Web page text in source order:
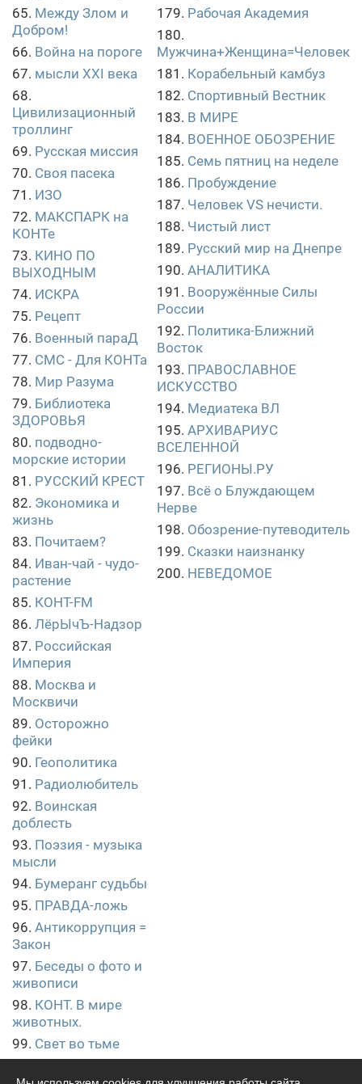
65. Между Злом и
Добром!
66. Война на пороге
67. мысли XXI века
68.
Цивилизационный
троллинг
69. Русская миссия
70. Своя пасека
71. ИЗО
72. МАКСПАРК на
КОНТе
73. КИНО ПО
ВЫХОДНЫМ
74. ИСКРА
75. Рецепт
76. Военный параД
77. СМС - Для КОНТа
78. Мир Разума
79. Библиотека
ЗДОРОВЬЯ
80. подводно-
морские истории
81. РУССКИЙ КРЕСТ
82. Экономика и
жизнь
83. Почитаем?
84. Иван-чай - чудо-
растение
85. КОНТ-FM
86. ЛёрЫчЪ-Надзор
87. Российская
Империя
88. Москва и
Москвичи
89. Осторожно
фейки
90. Геополитика
91. Радиолюбитель
92. Воинская
доблесть
93. Поэзия - музыка
мысли
94. Бумеранг судьбы
95. ПРАВДА-ложь
96. Антикоррупция =
Закон
97. Беседы о фото и
живописи
98. КОНТ. В мире
животных.
99. Свет во тьме
179. Рабочая Академия
180.
Мужчина+Женщина=Человек
181. Корабельный камбуз
182. Спортивный Вестник
183. В МИРЕ
184. ВОЕННОЕ ОБОЗРЕНИЕ
185. Семь пятниц на неделе
186. Пробуждение
187. Человек VS нечисти.
188. Чистый лист
189. Русский мир на Днепре
190. АНАЛИТИКА
191. Вооружённые Силы
России
192. Политика-Ближний
Восток
193. ПРАВОСЛАВНОЕ
ИСКУССТВО
194. Медиатека ВЛ
195. АРХИВАРИУС
ВСЕЛЕННОЙ
196. РЕГИОНЫ.РУ
197. Всё о Блуждающем
Нерве
198. Обозрение-путеводитель
199. Сказки наизнанку
200. НЕВЕДОМОЕ